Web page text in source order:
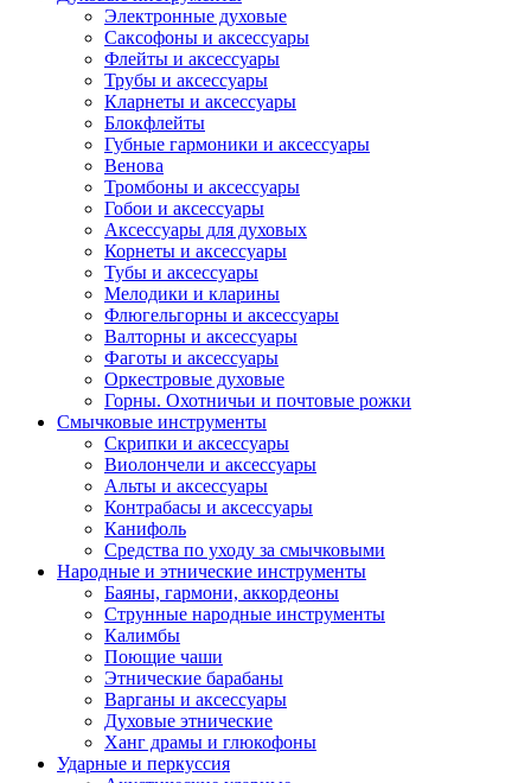
Электронные духовые
Саксофоны и аксессуары
Флейты и аксессуары
Трубы и аксессуары
Кларнеты и аксессуары
Блокфлейты
Губные гармоники и аксессуары
Венова
Тромбоны и аксессуары
Гобои и аксессуары
Аксессуары для духовых
Корнеты и аксессуары
Тубы и аксессуары
Мелодики и кларины
Флюгельгорны и аксессуары
Валторны и аксессуары
Фаготы и аксессуары
Оркестровые духовые
Горны. Охотничьи и почтовые рожки
Смычковые инструменты
Скрипки и аксессуары
Виолончели и аксессуары
Альты и аксессуары
Контрабасы и аксессуары
Канифоль
Средства по уходу за смычковыми
Народные и этнические инструменты
Баяны, гармони, аккордеоны
Струнные народные инструменты
Калимбы
Поющие чаши
Этнические барабаны
Варганы и аксессуары
Духовые этнические
Ханг драмы и глюкофоны
Ударные и перкуссия